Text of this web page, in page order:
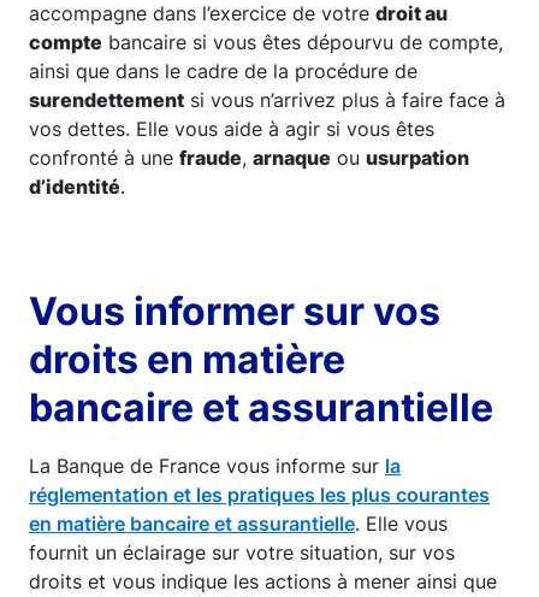
accompagne dans l’exercice de votre droit au
compte bancaire si vous êtes dépourvu de compte,
ainsi que dans le cadre de la procédure de
surendettement si vous n’arrivez plus à faire face à
vos dettes. Elle vous aide à agir si vous êtes
confronté à une fraude, arnaque ou usurpation
d’identité.
Vous informer sur vos
droits en matière
bancaire et assurantielle
La Banque de France vous informe sur la
réglementation et les pratiques les plus courantes
en matière bancaire et assurantielle. Elle vous
fournit un éclairage sur votre situation, sur vos
droits et vous indique les actions à mener ainsi que